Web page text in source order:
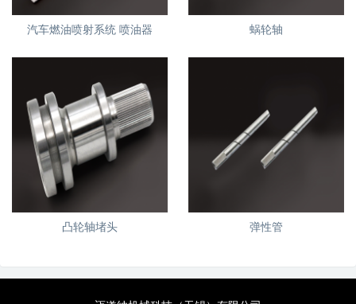
汽车燃油喷射系统 喷油器 蜗轮轴
凸轮轴堵头 弹性管